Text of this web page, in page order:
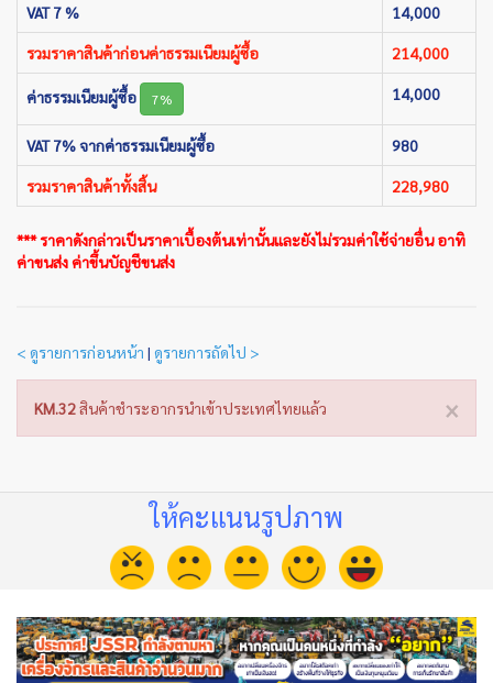
VAT 7 % 14,000
รวมราคาสินค้าก่อนค่าธรรมเนียมผู้ซื้อ 214,000
ค่าธรรมเนียมผู้ซื้อ 7% 14,000
VAT 7% จากค่าธรรมเนียมผู้ซื้อ 980
รวมราคาสินค้าทั้งสิ้น 228,980
*** ราคาดังกล่าวเป็นราคาเบื้องต้นเท่านั้นและยังไม่รวมค่าใช้จ่ายอื่น อาทิ
ค่าขนส่ง ค่าขึ้นบัญชีขนส่ง
< ดูรายการก่อนหน้า | ดูรายการถัดไป >
×
KM.32สินค้าชำระอากรนำเข้าประเทศไทยแล้ว
ให้คะแนนรูปภาพ